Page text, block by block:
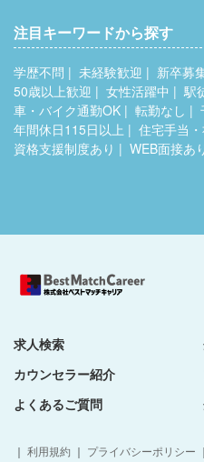
注目キーワードから探す
学歴不問 未経験歓迎 新卒募
50歳以上歓迎
女性活躍中
駅
車・バイク通勤OK
転勤なし
年間休日115日以上
住宅手当
資格支援制度あり
WEB面接あ
求人検索
カウンセラー紹介
よくあるご質問
｜ 利用規約 ｜ プライバシーポリシー ｜